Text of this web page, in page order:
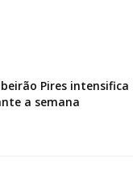
Pires intensifica
a semana